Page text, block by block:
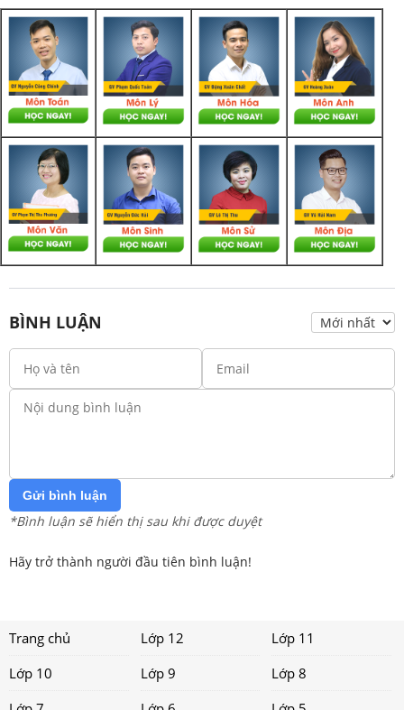
BÌNH LUẬN
Gửi bình luận
*Bình luận sẽ hiển thị sau khi được duyệt
Hãy trở thành người đầu tiên bình luận!
Trang chủ Lớp 12
Lớp 11
Lớp 10
Lớp 9
Lớp 8